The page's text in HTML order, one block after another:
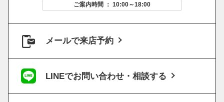
ご案内時間 ： 10:00～18:00
メールで来店予約
LINEでお問い合わせ・相談する